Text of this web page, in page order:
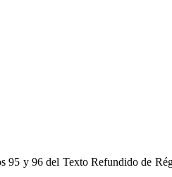
y 96 del Texto Refundido de